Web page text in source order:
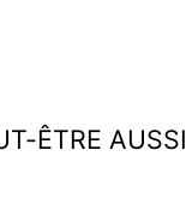
ÊTRE AUSSI